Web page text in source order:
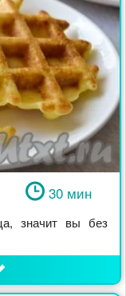
30 мин
значит вы без